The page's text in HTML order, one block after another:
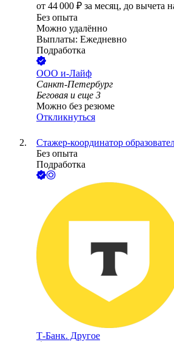
от 44 000 ₽ за месяц, до вычета
Без опыта
Можно удалённо
Выплаты: Ежедневно
Подработка
ООО и-Лайф
Санкт-Петербург
Беговая и еще 3
Можно без резюме
Откликнуться
Стажер-координатор
Без опыта
Подработка
Т-Банк. Другое